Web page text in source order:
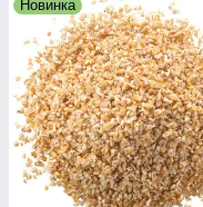
Новинка